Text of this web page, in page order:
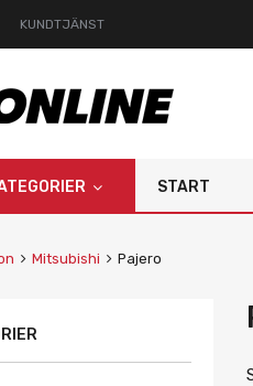
KUNDTJÄNST
START
Mitsubishi Pajero